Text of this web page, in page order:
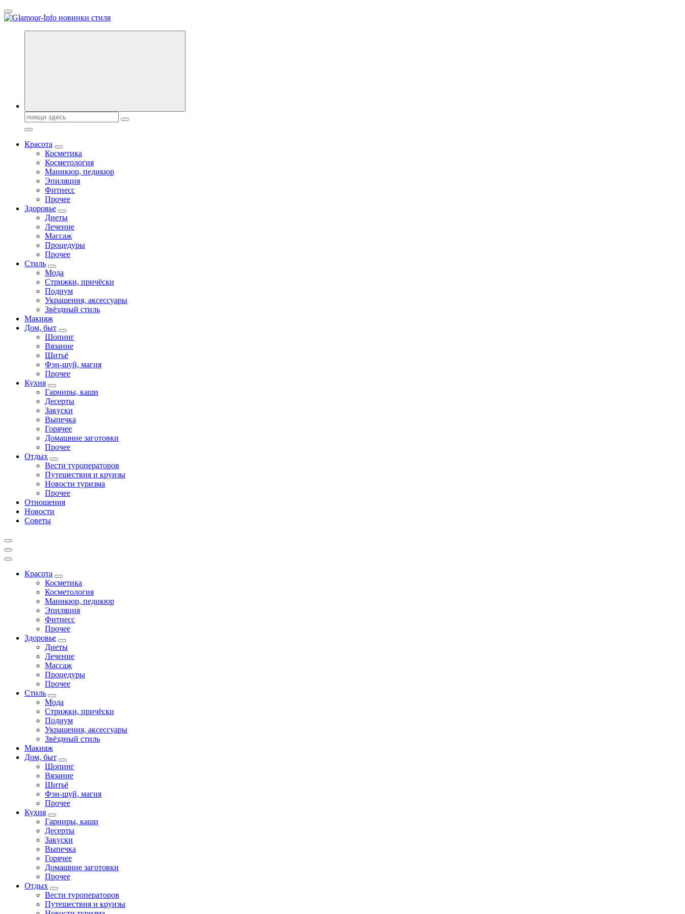
Перейти
к
Секреты молодости, красоты и долголетия. Гламурный журнал Всё для женщин
Поиск:
Красота
Косметика
Косметология
Маникюр, педикюр
Эпиляция
Фитнесс
Прочее
Здоровье
Диеты
Лечение
Массаж
Процедуры
Прочее
Стиль
Мода
Стрижки, причёски
Подиум
Украшения, аксессуары
Звёздный стиль
Макияж
Дом, быт
Шопинг
Вязание
Шитьё
Фэн-шуй, магия
Прочее
Кухня
Гарниры, каши
Десерты
Закуски
Выпечка
Горячее
Домашние заготовки
Прочее
Отдых
Вести туроператоров
Путешествия и круизы
Новости туризма
Прочее
Отношения
Новости
Советы
Красота
Косметика
Косметология
Маникюр, педикюр
Эпиляция
Фитнесс
Прочее
Здоровье
Диеты
Лечение
Массаж
Процедуры
Прочее
Стиль
Мода
Стрижки, причёски
Подиум
Украшения, аксессуары
Звёздный стиль
Макияж
Дом, быт
Шопинг
Вязание
Шитьё
Фэн-шуй, магия
Прочее
Кухня
Гарниры, каши
Десерты
Закуски
Выпечка
Горячее
Домашние заготовки
Прочее
Отдых
Вести туроператоров
Путешествия и круизы